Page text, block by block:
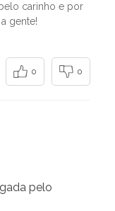
carinho e por
gente!
0 0
pelo